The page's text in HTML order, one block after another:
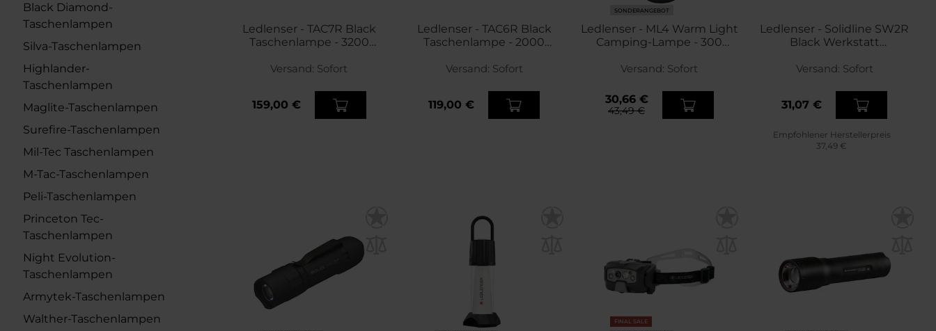
Black Diamond-
Taschenlampen
Silva-Taschenlampen
Highlander-
Taschenlampen
Maglite-Taschenlampen
Surefire-Taschenlampen
Mil-Tec Taschenlampen
M-Tac-Taschenlampen
Peli-Taschenlampen
Princeton Tec-
Taschenlampen
Night Evolution-
Taschenlampen
Armytek-Taschenlampen
Walther-Taschenlampen
Ledlenser - TAC7R Black
Taschenlampe - 3200
Versand: Sofort
159,00 €
Ledlenser - TAC6R Black
Taschenlampe - 2000
Versand: Sofort
119,00 €
SONDERANGEBOT
Ledlenser - ML4 Warm Light
Camping-Lampe - 300
Versand: Sofort
30,66 €
43,49 €
Ledlenser - Solidline SW2R
Black Werkstatt
Versand: Sofort
31,07 €
Empfohlener Herstellerpreis
37,49 €
FINAL SALE